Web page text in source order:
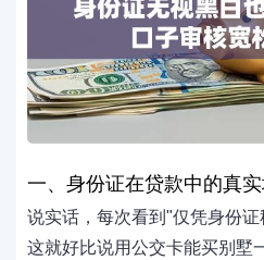
一、身份证在贷款中的真
说实话，每次看到"仅凭身份证
这就好比说用公交卡能买别墅